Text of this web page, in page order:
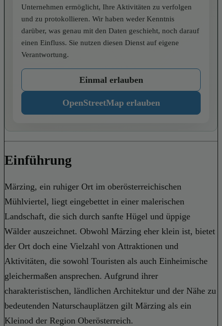
Unternehmen ermöglicht, Ihre Aktivitäten zu verfolgen
und zu protokollieren. Wir haben weder Kenntnis
darüber, was genau mit den Daten geschieht, noch darauf
einen Einfluss. Sie nutzen diesen Dienst auf eigene
Verantwortung.
Einmal erlauben
OpenStreetMap erlauben
Einführung
Märzing, ein ruhiger Ort im oberösterreichischen
Mühlviertel, liegt eingebettet in einer malerischen
Landschaft, die sich durch sanfte Hügel und üppige
Wälder auszeichnet. Obwohl Märzing eher klein ist, bietet
der Ort doch eine Vielzahl von Attraktionen und
Aktivitäten, die sowohl Touristen als auch Einheimische
gleichermaßen ansprechen. Aufgrund ihrer
charakteristischen, ländlichen Architektur und der Nähe zu
bedeutenden Naturschauplätzen gilt Märzing als ein
Kleinod der Region Oberösterreich.